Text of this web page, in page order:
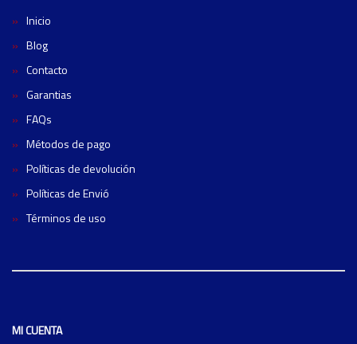
Inicio
Blog
Contacto
Garantias
FAQs
Métodos de pago
Políticas de devolución
Políticas de Envió
Términos de uso
MI CUENTA